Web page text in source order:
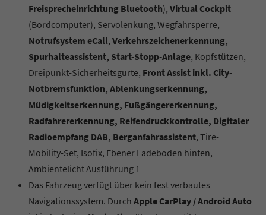
Freisprecheinrichtung Bluetooth), Virtual Cockpit
(Bordcomputer), Servolenkung, Wegfahrsperre,
Notrufsystem eCall, Verkehrszeichenerkennung,
Spurhalteassistent, Start-Stopp-Anlage, Kopfstützen,
Dreipunkt-Sicherheitsgurte, Front Assist inkl. City-
Notbremsfunktion, Ablenkungserkennung,
Müdigkeitserkennung, Fußgängererkennung,
Radfahrererkennung, Reifendruckkontrolle, Digitaler
Radioempfang DAB, Berganfahrassistent, Tire-
Mobility-Set, Isofix, Ebener Ladeboden hinten,
Ambientelicht Ausführung 1
Das Fahrzeug verfügt über kein fest verbautes
Navigationssystem. Durch Apple CarPlay / Android Auto